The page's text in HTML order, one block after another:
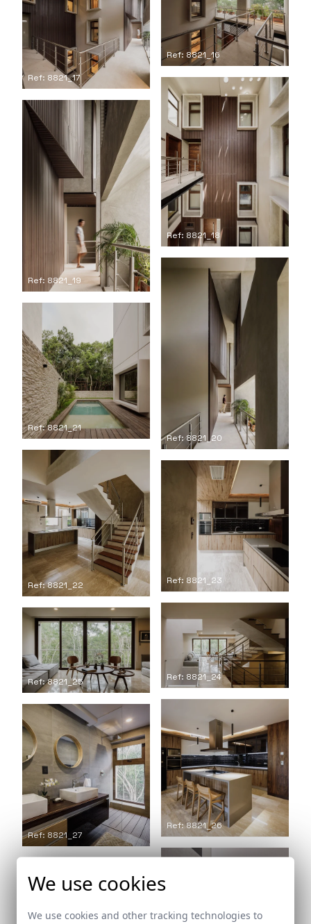
Ref: 8821_16
Ref: 8821_17
Ref: 8821_18
Ref: 8821_19
Ref: 8821_20
Ref: 8821_21
Ref: 8821_22 Ref: 8821_23
Ref: 8821_24
Ref: 8821_25
Ref: 8821_26
Ref: 8821_27
We use cookies
We use cookies and other tracking technologies to